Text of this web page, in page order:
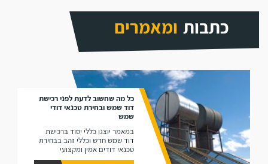
כתבות ומאמרים
כל מה שחשוב לדעת לפני רכישת
דוד שמש ובחירת טכנאי דודי
שמש
במאמר יוצגו כללי יסוד ברכישת
דוד שמש חדש וכללי זהב בבחירת
טכנאי דודים אמין ומקצועי